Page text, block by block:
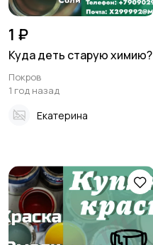
1 ₽
Куда деть старую химию?
Покров
1 год назад
Екатерина